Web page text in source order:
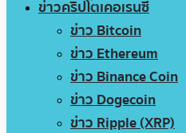
ข่าวคริปโตเคอเรนซี่
ข่าว Bitcoin
ข่าว Ethereum
ข่าว Binance Coin
ข่าว Dogecoin
ข่าว Ripple (XRP)